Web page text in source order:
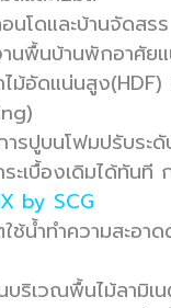
นโดและบ้านจัดส
นพื้นบ้านพักอาศัย
ม้อัดแน่นสูง
รปูบนโฟมปรับร
เบื้องเดิมได้ทันที
by SCG
น้ำทำความสะอา
นบริเวณพื้นไม้ลา